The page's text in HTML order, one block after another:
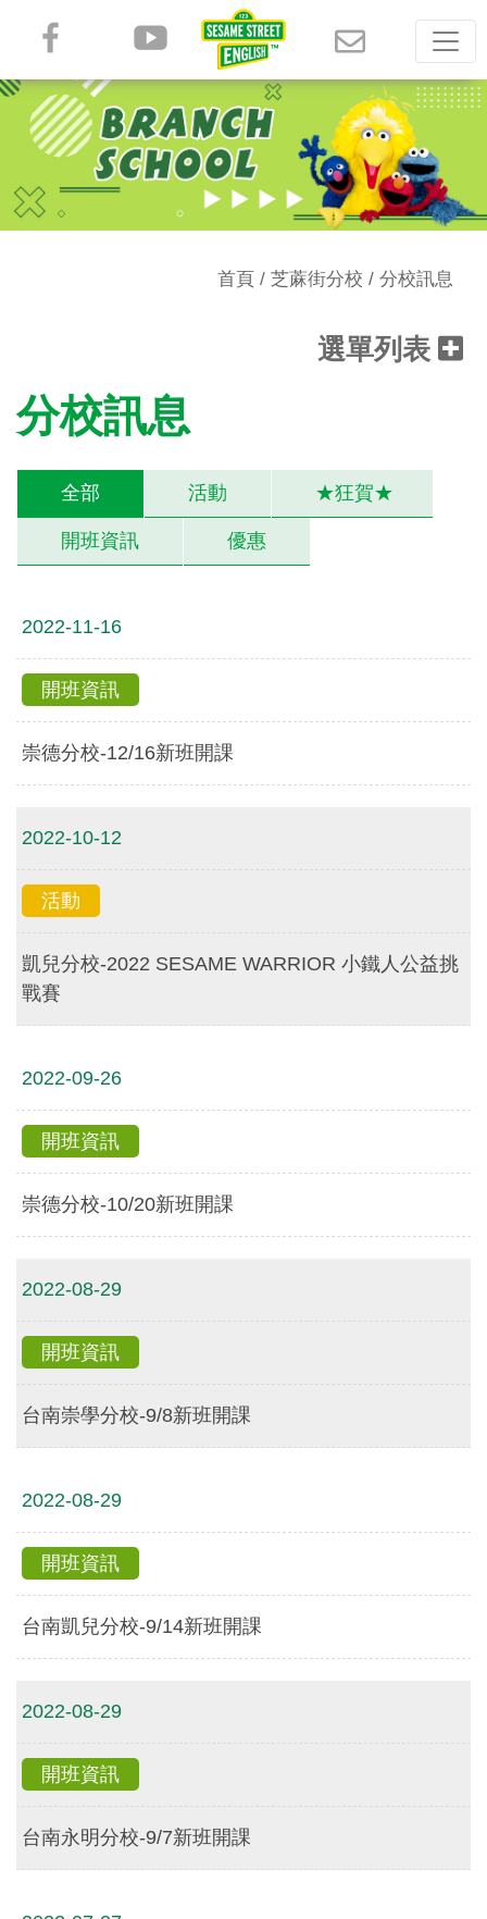
首頁 / 芝蔴街分校 / 分校訊息
選單列表
分校訊息
全部 活動 ★狂賀★
開班資訊 優惠
2022-11-16
開班資訊
崇德分校-12/16新班開課
2022-10-12
活動
凱兒分校-2022 SESAME WARRIOR 小鐵人公益挑
戰賽
2022-09-26
開班資訊
崇德分校-10/20新班開課
2022-08-29
開班資訊
台南崇學分校-9/8新班開課
2022-08-29
開班資訊
台南凱兒分校-9/14新班開課
2022-08-29
開班資訊
台南永明分校-9/7新班開課